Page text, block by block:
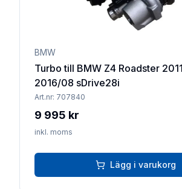
BMW
Turbo till BMW Z4 Roadster
2016/08 sDrive28i
Art.nr: 707840
9 995 kr
inkl. moms
Lägg i varukorg